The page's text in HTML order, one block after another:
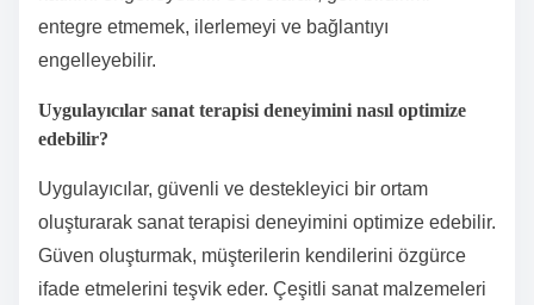
entegre etmemek, ilerlemeyi ve bağlantıyı
engelleyebilir.
Uygulayıcılar sanat terapisi deneyimini nasıl optimize
edebilir?
Uygulayıcılar, güvenli ve destekleyici bir ortam
oluşturarak sanat terapisi deneyimini optimize edebilir.
Güven oluşturmak, müşterilerin kendilerini özgürce
ifade etmelerini teşvik eder. Çeşitli sanat malzemeleri